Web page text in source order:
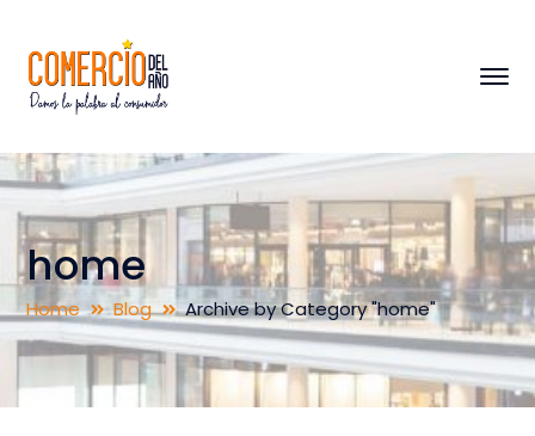
home
Home Blog Archive by Category "home"